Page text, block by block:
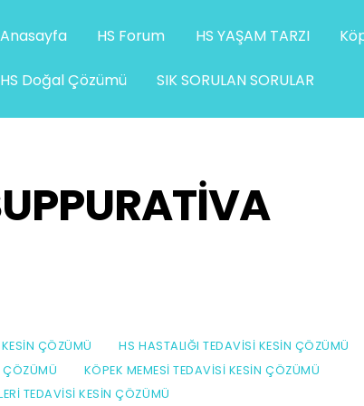
Anasayfa HS Forum HS YAŞAM TARZI
HS Doğal Çözümü SIK SORULAN SORULAR
ÇÖZÜMÜ
HS HASTALIĞI TEDAVISI KESIN ÇÖZÜMÜ
ÇÖZÜMÜ
KÖPEK MEMESI TEDAVISI KESIN ÇÖZÜMÜ
TEDAVISI KESIN ÇÖZÜMÜ